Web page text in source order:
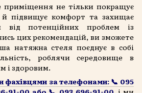
приміщення не тільки покращує
й підвищує комфорт та захищає
від потенційних проблем із
цих рекомендацій, ви зможете
натяжна стеля поєднує в собі
роблячи середовище в
і здоровим.
фахівцями за телефонами: 📞 095